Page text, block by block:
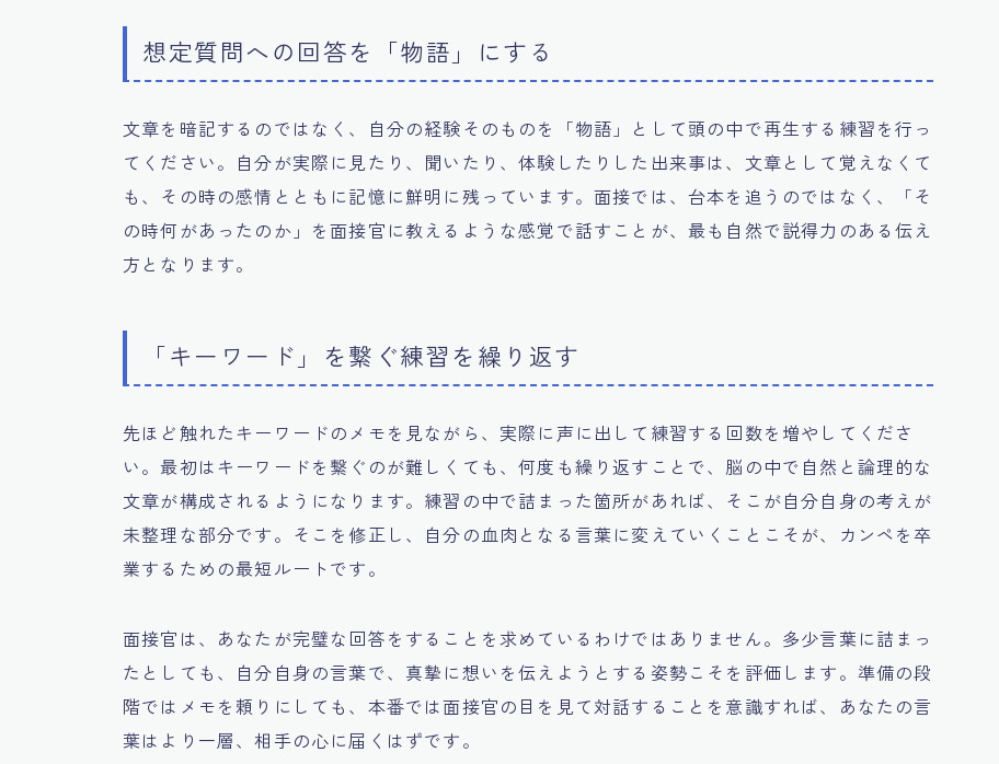
想定質問への回答を「物語」にする
文章を暗記するのではなく、自分の経験そのものを「物語」として頭の中で再生する練習を行っ
てください。自分が実際に見たり、聞いたり、体験したりした出来事は、文章として覚えなくて
も、その時の感情とともに記憶に鮮明に残っています。面接では、台本を追うのではなく、「そ
の時何があったのか」を面接官に教えるような感覚で話すことが、最も自然で説得力のある伝え
方となります。
「キーワード」を繋ぐ練習を繰り返す
先ほど触れたキーワードのメモを見ながら、実際に声に出して練習する回数を増やしてくださ
い。最初はキーワードを繋ぐのが難しくても、何度も繰り返すことで、脳の中で自然と論理的な
文章が構成されるようになります。練習の中で詰まった箇所があれば、そこが自分自身の考えが
未整理な部分です。そこを修正し、自分の血肉となる言葉に変えていくことこそが、カンペを卒
業するための最短ルートです。
面接官は、あなたが完璧な回答をすることを求めているわけではありません。多少言葉に詰まっ
たとしても、自分自身の言葉で、真摯に想いを伝えようとする姿勢こそを評価します。準備の段
階ではメモを頼りにしても、本番では面接官の目を見て対話することを意識すれば、あなたの言
葉はより一層、相手の心に届くはずです。